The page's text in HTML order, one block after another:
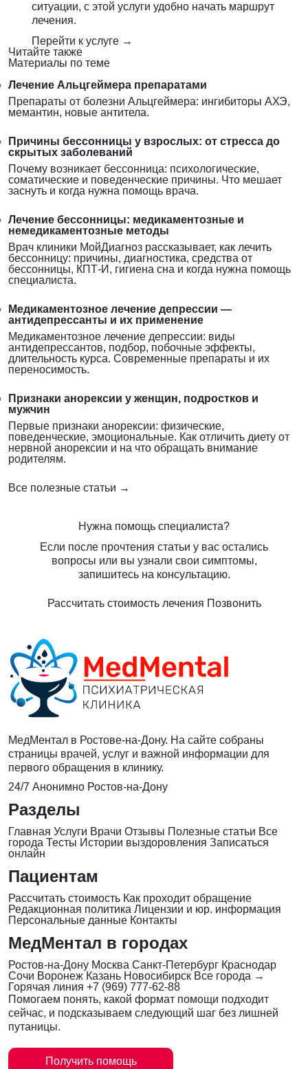
ситуации, с этой услуги удобно начать маршрут
лечения.
Перейти к услуге →
Читайте также
Материалы по теме
Лечение Альцгеймера препаратами
Препараты от болезни Альцгеймера: ингибиторы АХЭ,
мемантин, новые антитела.
Причины бессонницы у взрослых: от стресса до
скрытых заболеваний
Почему возникает бессонница: психологические,
соматические и поведенческие причины. Что мешает
заснуть и когда нужна помощь врача.
Лечение бессонницы: медикаментозные и
немедикаментозные методы
Врач клиники МойДиагноз рассказывает, как лечить
бессонницу: причины, диагностика, средства от
бессонницы, КПТ-И, гигиена сна и когда нужна помощь
специалиста.
Медикаментозное лечение депрессии —
антидепрессанты и их применение
Медикаментозное лечение депрессии: виды
антидепрессантов, подбор, побочные эффекты,
длительность курса. Современные препараты и их
переносимость.
Признаки анорексии у женщин, подростков и
мужчин
Первые признаки анорексии: физические,
поведенческие, эмоциональные. Как отличить диету от
нервной анорексии и на что обращать внимание
родителям.
Все полезные статьи →
Нужна помощь специалиста?
Если после прочтения статьи у вас остались
вопросы или вы узнали свои симптомы,
запишитесь на консультацию.
Рассчитать стоимость лечения Позвонить
МедМентал в Ростове-на-Дону. На сайте собраны
страницы врачей, услуг и важной информации для
первого обращения в клинику.
24/7 Анонимно Ростов-на-Дону
Разделы
Главная Услуги Врачи Отзывы Полезные статьи Все
города Тесты Истории выздоровления Записаться
онлайн
Пациентам
Рассчитать стоимость Как проходит обращение
Редакционная политика Лицензии и юр. информация
Персональные данные Контакты
МедМентал в городах
Ростов-на-Дону Москва Санкт-Петербург Краснодар
Сочи Воронеж Казань Новосибирск Все города →
Горячая линия +7 (969) 777-62-88
Помогаем понять, какой формат помощи подходит
сейчас, и подсказываем следующий шаг без лишней
путаницы.
Получить помощь